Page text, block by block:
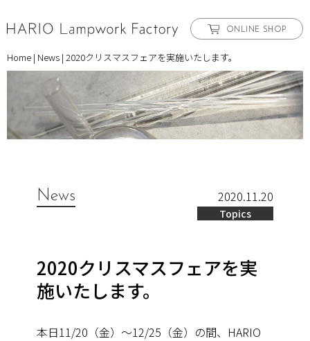
ONLINE SHOP
Home | News | 2020クリスマスフェアを実施いたします。
News 2020.11.20
Topics
2020クリスマスフェアを実
施いたします。
本日11/20（金）〜12/25（金）の間、HARIO